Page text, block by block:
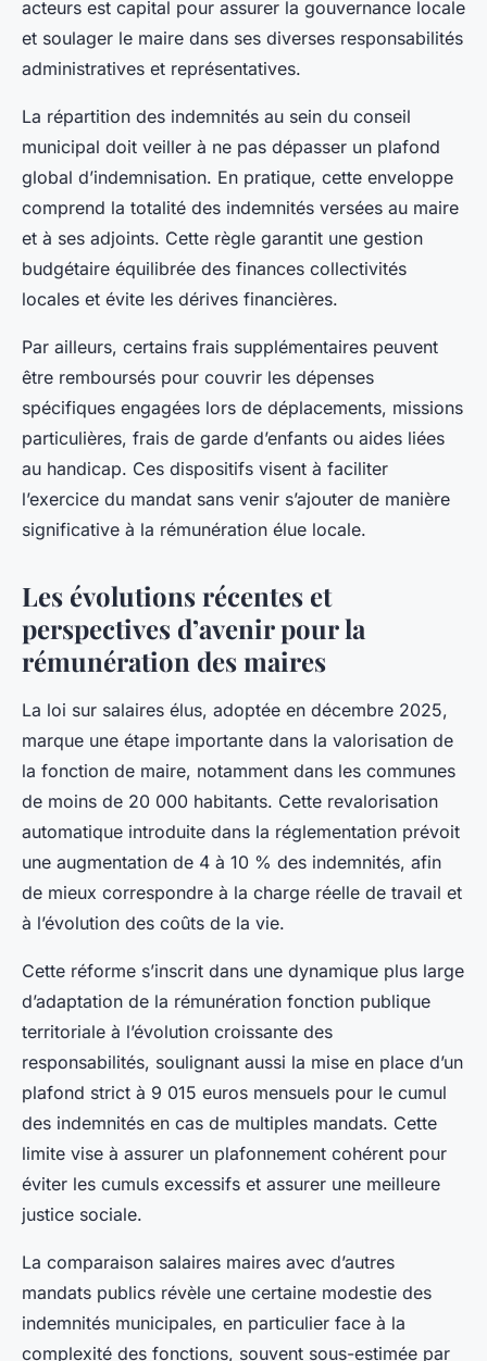
acteurs est capital pour assurer la gouvernance locale
et soulager le maire dans ses diverses responsabilités
administratives et représentatives.
La répartition des indemnités au sein du conseil
municipal doit veiller à ne pas dépasser un plafond
global d’indemnisation. En pratique, cette enveloppe
comprend la totalité des indemnités versées au maire
et à ses adjoints. Cette règle garantit une gestion
budgétaire équilibrée des finances collectivités
locales et évite les dérives financières.
Par ailleurs, certains frais supplémentaires peuvent
être remboursés pour couvrir les dépenses
spécifiques engagées lors de déplacements, missions
particulières, frais de garde d’enfants ou aides liées
au handicap. Ces dispositifs visent à faciliter
l’exercice du mandat sans venir s’ajouter de manière
significative à la rémunération élue locale.
Les évolutions récentes et
perspectives d’avenir pour la
rémunération des maires
La loi sur salaires élus, adoptée en décembre 2025,
marque une étape importante dans la valorisation de
la fonction de maire, notamment dans les communes
de moins de 20 000 habitants. Cette revalorisation
automatique introduite dans la réglementation prévoit
une augmentation de 4 à 10 % des indemnités, afin
de mieux correspondre à la charge réelle de travail et
à l’évolution des coûts de la vie.
Cette réforme s’inscrit dans une dynamique plus large
d’adaptation de la rémunération fonction publique
territoriale à l’évolution croissante des
responsabilités, soulignant aussi la mise en place d’un
plafond strict à 9 015 euros mensuels pour le cumul
des indemnités en cas de multiples mandats. Cette
limite vise à assurer un plafonnement cohérent pour
éviter les cumuls excessifs et assurer une meilleure
justice sociale.
La comparaison salaires maires avec d’autres
mandats publics révèle une certaine modestie des
indemnités municipales, en particulier face à la
complexité des fonctions, souvent sous-estimée par